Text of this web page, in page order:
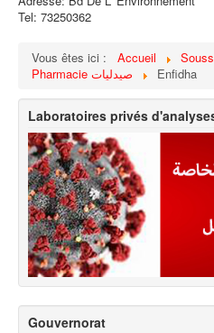
Tel: 73250362
Vous êtes ici : Accueil
Enfidha
Laboratoires privés
Gouvernorat